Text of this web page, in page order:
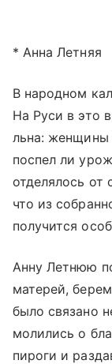
* Анна Летняя
В народном
На Руси в это
льна: женщины
поспел ли
отделялось от
что из
получится
Анну Летнюю
матерей,
было связано
молились о
пироги и